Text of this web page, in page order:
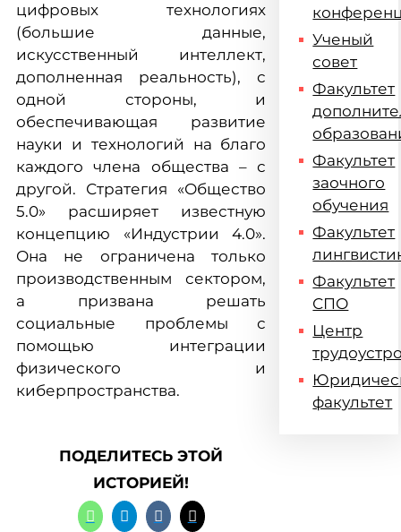
цифровых технологиях
(большие данные,
искусственный интеллект,
дополненная реальность), с
одной стороны, и
обеспечивающая развитие
науки и технологий на благо
каждого члена общества – с
другой. Стратегия «Общество
5.0» расширяет известную
концепцию «Индустрии 4.0».
Она не ограничена только
производственным сектором,
а призвана решать
социальные проблемы с
помощью интеграции
физического и
киберпространства.
ПОДЕЛИТЕСЬ ЭТОЙ
ИСТОРИЕЙ!
Ученый
совет
Факультет
Факультет
заочного
обучения
Факультет
Факультет
СПО
Центр
факультет